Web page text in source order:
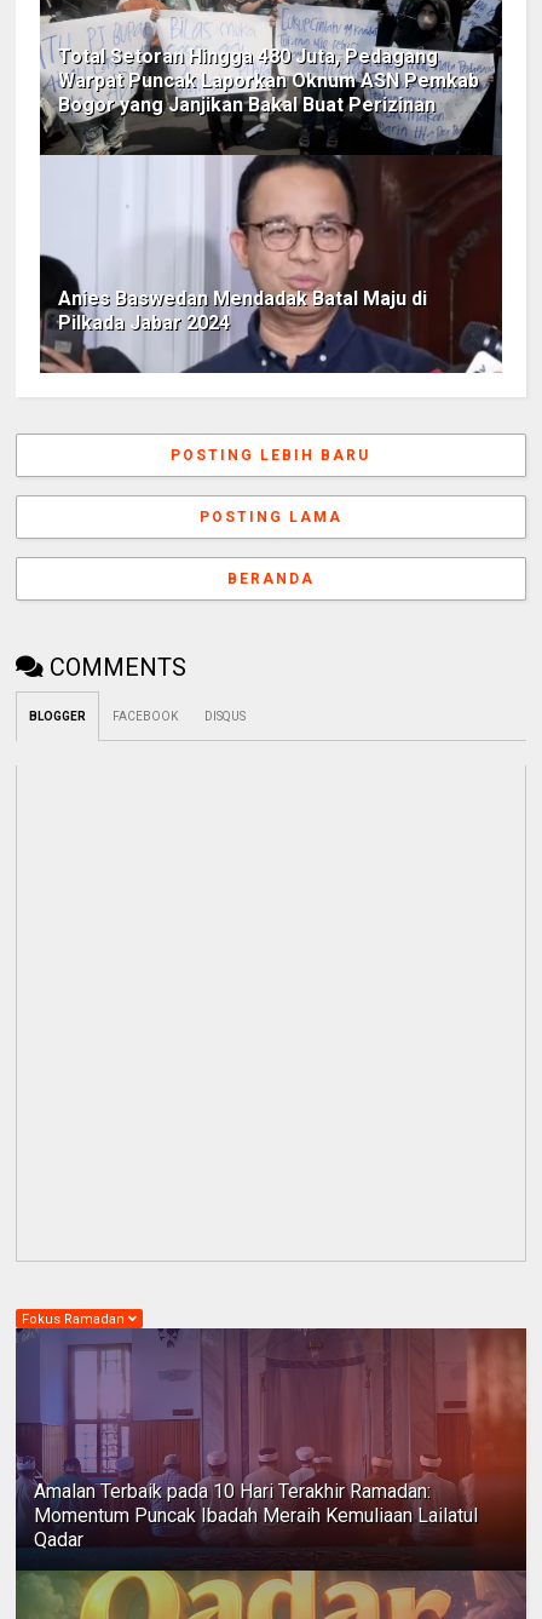
Total Setoran Hingga 480 Juta, Pedagang
Warpat Puncak Laporkan Oknum ASN Pemkab
Bogor yang Janjikan Bakal Buat Perizinan
Anies Baswedan Mendadak Batal Maju di
Pilkada Jabar 2024
POSTING LEBIH BARU
POSTING LAMA
BERANDA
COMMENTS
BLOGGER FACEBOOK DISQUS
Fokus Ramadan
Amalan Terbaik pada 10 Hari Terakhir Ramadan:
Momentum Puncak Ibadah Meraih Kemuliaan Lailatul
Qadar